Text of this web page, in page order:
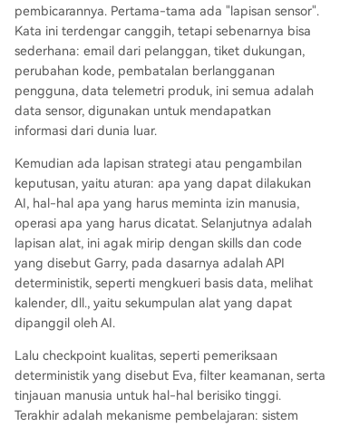
pembicarannya. Pertama-tama ada "lapisan sensor".
Kata ini terdengar canggih, tetapi sebenarnya bisa
sederhana: email dari pelanggan, tiket dukungan,
perubahan kode, pembatalan berlangganan
pengguna, data telemetri produk, ini semua adalah
data sensor, digunakan untuk mendapatkan
informasi dari dunia luar.
Kemudian ada lapisan strategi atau pengambilan
keputusan, yaitu aturan: apa yang dapat dilakukan
AI, hal-hal apa yang harus meminta izin manusia,
operasi apa yang harus dicatat. Selanjutnya adalah
lapisan alat, ini agak mirip dengan skills dan code
yang disebut Garry, pada dasarnya adalah API
deterministik, seperti mengkueri basis data, melihat
kalender, dll., yaitu sekumpulan alat yang dapat
dipanggil oleh AI.
Lalu checkpoint kualitas, seperti pemeriksaan
deterministik yang disebut Eva, filter keamanan, serta
tinjauan manusia untuk hal-hal berisiko tinggi.
Terakhir adalah mekanisme pembelajaran: sistem